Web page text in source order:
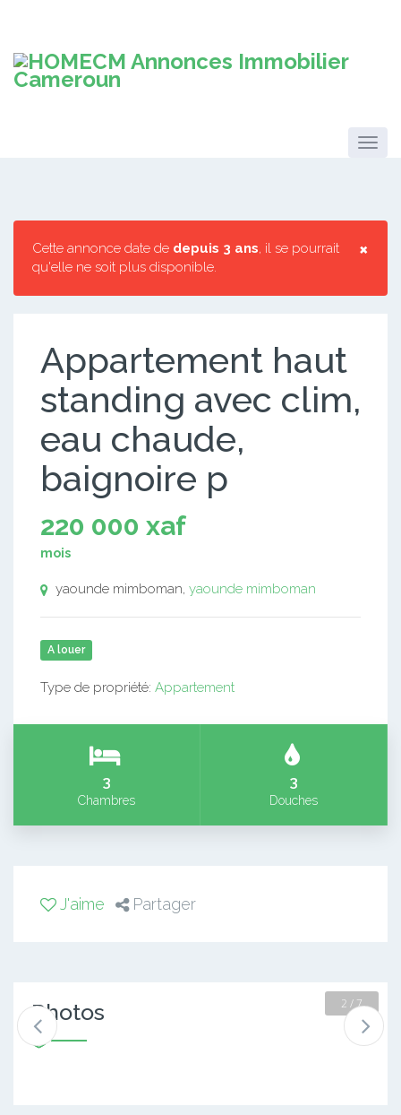
×
Cette annonce date de depuis 3 ans, il se pourrait
qu'elle ne soit plus disponible.
Appartement haut
standing avec clim,
eau chaude,
baignoire p
220 000 xaf
mois
yaounde mimboman, yaounde mimboman
A louer
Type de propriété: Appartement
3
Chambres
3
Douches
J'aime Partager
Photos 2 / 7